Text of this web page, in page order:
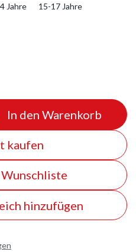
Jahre
15-17 Jahre
In den Warenkorb
kaufen
hinzufügen